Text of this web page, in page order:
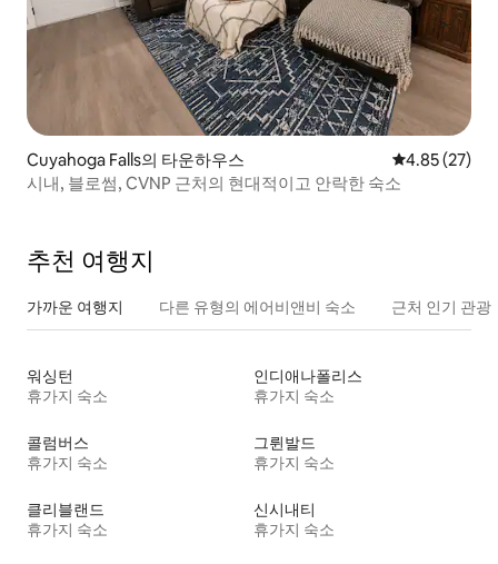
Cuyahoga Falls의 타운하우스 평점 4.85점(5
4.85 (27)
시내, 블로썸, CVNP 근처의 현대적이고 안락한 숙소
추천 여행지
가까운 여행지 다른 유형의 에어비앤비 숙소 근처 인기 관광
워싱턴
휴가지 숙소
인디애나폴리스
휴가지 숙소
콜럼버스
휴가지 숙소
그륀발드
휴가지 숙소
클리블랜드
휴가지 숙소
신시내티
휴가지 숙소